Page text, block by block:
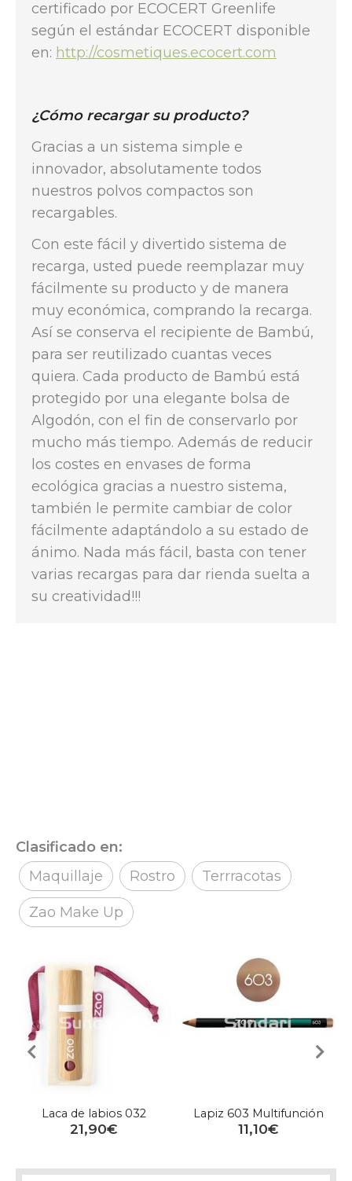
certificado por ECOCERT Greenlife
según el estándar ECOCERT disponible
en: http://cosmetiques.ecocert.com
¿Cómo recargar su producto?
Gracias a un sistema simple e
innovador, absolutamente todos
nuestros polvos compactos son
recargables.
Con este fácil y divertido sistema de
recarga, usted puede reemplazar muy
fácilmente su producto y de manera
muy económica, comprando la recarga.
Así se conserva el recipiente de Bambú,
para ser reutilizado cuantas veces
quiera. Cada producto de Bambú está
protegido por una elegante bolsa de
Algodón, con el fin de conservarlo por
mucho más tiempo. Además de reducir
los costes en envases de forma
ecológica gracias a nuestro sistema,
también le permite cambiar de color
fácilmente adaptándolo a su estado de
ánimo. Nada más fácil, basta con tener
varias recargas para dar rienda suelta a
su creatividad!!!
Clasificado en:
Maquillaje
Rostro Terrracotas
Zao Make Up
Laca de labios 032
21,90€
Lapiz 603 Multifunción
11,10€